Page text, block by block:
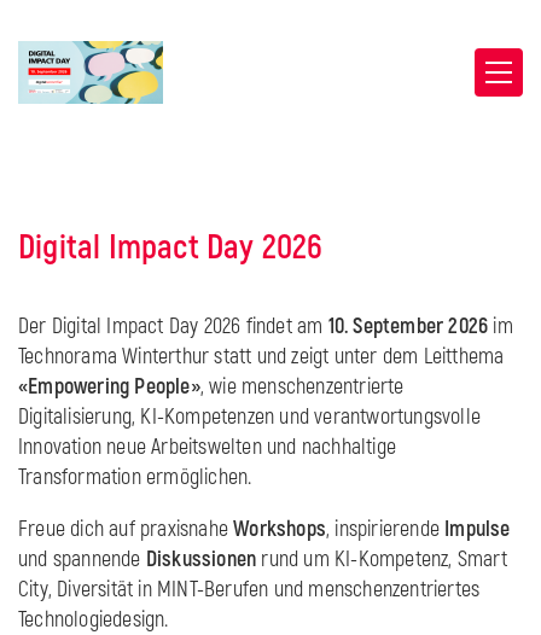
Digital Impact Day 2026
Der Digital Impact Day 2026 findet am 10. September 2026 im
Technorama Winterthur statt und zeigt unter dem Leitthema
«Empowering People», wie menschenzentrierte
Digitalisierung, KI-Kompetenzen und verantwortungsvolle
Innovation neue Arbeitswelten und nachhaltige
Transformation ermöglichen.
Freue dich auf praxisnaheWorkshops, inspirierende Impulse
und spannende Diskussionen rund um KI-Kompetenz, Smart
City, Diversität in MINT-Berufen und menschenzentriertes
Technologiedesign.